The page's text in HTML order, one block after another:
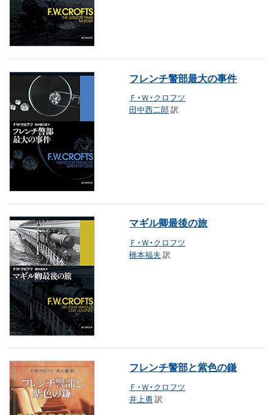
フレンチ警部最大の事件
Ｆ・Ｗ・クロフツ
田中西二郎訳
マギル卿最後の旅
Ｆ・Ｗ・クロフツ
橋本福夫 訳
フレンチ警部と紫色の鎌
Ｆ・Ｗ・クロフツ
井上勇 訳